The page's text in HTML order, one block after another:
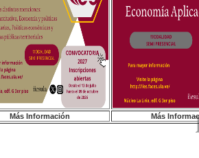
Más Información Más